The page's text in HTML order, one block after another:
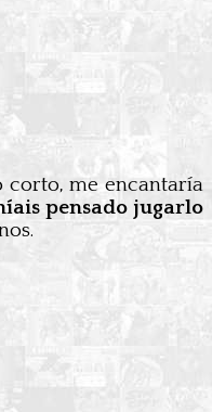
corto, me encantaría
pensado jugarlo